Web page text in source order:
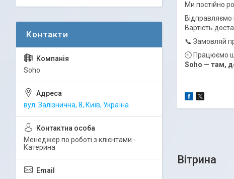
Ми постійно
Вартість
📞 Замовляй
🕘 Працюємо
Soho — там,
Вітрина
Soho
вул. Залізнична, 8, Київ, Україна
Менеджер по роботі з клієнтами -
Катерина